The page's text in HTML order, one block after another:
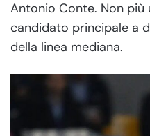
Antonio Conte. Non più
candidato principale a
della linea mediana.